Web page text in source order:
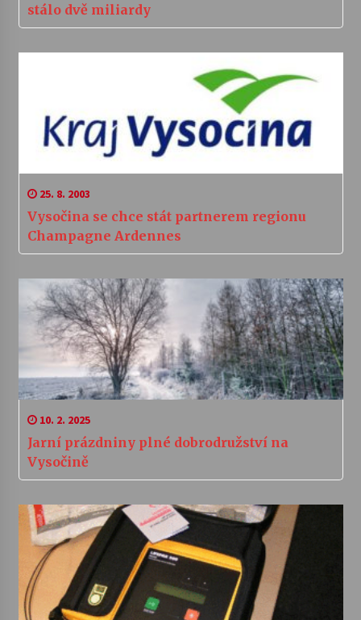
stálo dvě miliardy
25. 8. 2003
Vysočina se chce stát partnerem regionu
Champagne Ardennes
10. 2. 2025
Jarní prázdniny plné dobrodružství na
Vysočině